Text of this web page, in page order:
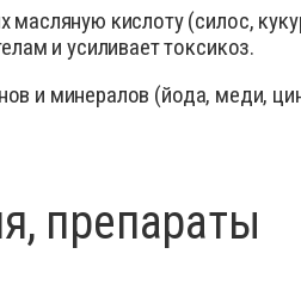
кислоту (силос,
и усиливает токсикоз.
и минералов (йода, меди,
препараты